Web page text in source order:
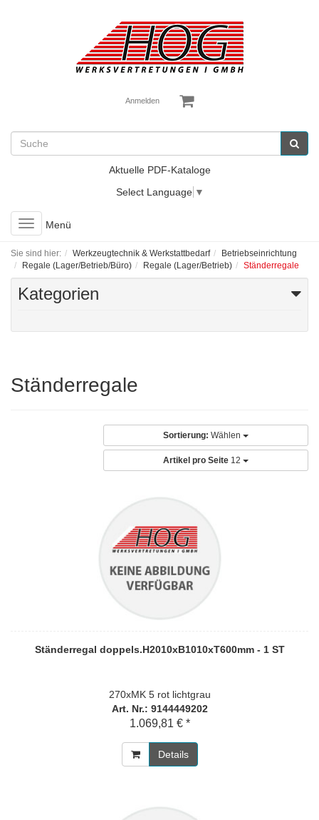
Anmelden
Aktuelle PDF-Kataloge
Select Language ▼
Toggle
navigation
Menü
Sie sind hier: Werkzeugtechnik & Werkstattbedarf
Betriebseinrichtung
Regale (Lager/Betrieb/Büro)
Regale (Lager/Betrieb) Ständerregale
Kategorien
Ständerregale
Sortierung: Wählen
Artikel pro Seite 12
Ständerregal doppels.H2010xB1010xT600mm - 1 ST
270xMK 5 rot lichtgrau
Art. Nr.: 9144449202
1.069,81 € *
Details